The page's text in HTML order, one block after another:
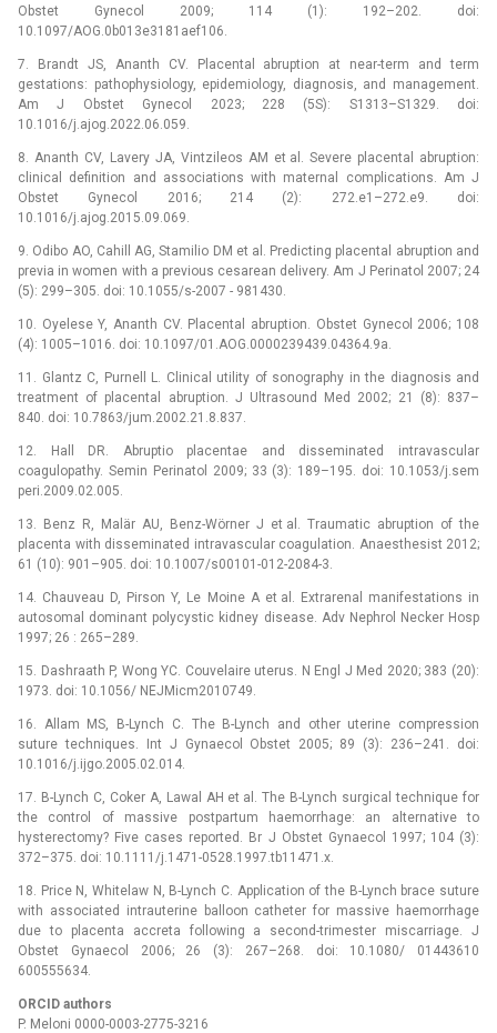
Obstet Gynecol 2009; 114 (1): 192–202. doi:
10.1097/AOG.0b013e3181aef106.
7. Brandt JS, Ananth CV. Placental abruption at near-term and term
gestations: pathophysiology, epidemiology, diagnosis, and management.
Am J Obstet Gynecol 2023; 228 (5S): S1313–S1329. doi:
10.1016/j.ajog.2022.06.059.
8. Ananth CV, Lavery JA, Vintzileos AM et al. Severe placental abruption:
clinical definition and associations with maternal complications. Am J
Obstet Gynecol 2016; 214 (2): 272.e1–272.e9. doi:
10.1016/j.ajog.2015.09.069.
9. Odibo AO, Cahill AG, Stamilio DM et al. Predicting placental abruption and
previa in women with a previous cesarean delivery. Am J Perinatol 2007; 24
(5): 299–305. doi: 10.1055/s-2007 -⁠ 981430.
10. Oyelese Y, Ananth CV. Placental abruption. Obstet Gynecol 2006; 108
(4): 1005–1016. doi: 10.1097/01.AOG.0000239439.04364.9a.
11. Glantz C, Purnell L. Clinical utility of sonography in the diagnosis and
treatment of placental abruption. J Ultrasound Med 2002; 21 (8): 837–
840. doi: 10.7863/jum.2002.21.8.837.
12. Hall DR. Abruptio placentae and disseminated intravascular
coagulopathy. Semin Perinatol 2009; 33 (3): 189–195. doi: 10.1053/j.sem
peri.2009.02.005.
13. Benz R, Malär AU, Benz-Wörner J et al. Traumatic abruption of the
placenta with disseminated intravascular coagulation. Anaesthesist 2012;
61 (10): 901–905. doi: 10.1007/s00101-012-2084-3.
14. Chauveau D, Pirson Y, Le Moine A et al. Extrarenal manifestations in
autosomal dominant polycystic kidney disease. Adv Nephrol Necker Hosp
1997; 26 : 265–289.
15. Dashraath P, Wong YC. Couvelaire uterus. N Engl J Med 2020; 383 (20):
1973. doi: 10.1056/ NEJMicm2010749.
16. Allam MS, B-Lynch C. The B-Lynch and other uterine compression
suture techniques. Int J Gynaecol Obstet 2005; 89 (3): 236–241. doi:
10.1016/j.ijgo.2005.02.014.
17. B-Lynch C, Coker A, Lawal AH et al. The B-Lynch surgical technique for
the control of massive postpartum haemorrhage: an alternative to
hysterectomy? Five cases reported. Br J Obstet Gynaecol 1997; 104 (3):
372–375. doi: 10.1111/j.1471-0528.1997.tb11471.x.
18. Price N, Whitelaw N, B-Lynch C. Application of the B-Lynch brace suture
with associated intrauterine balloon catheter for massive haemorrhage
due to placenta accreta following a second-trimester miscarriage. J
Obstet Gynaecol 2006; 26 (3): 267–268. doi: 10.1080/ 01443610
600555634.
ORCID authors
P. Meloni 0000-0003-2775-3216